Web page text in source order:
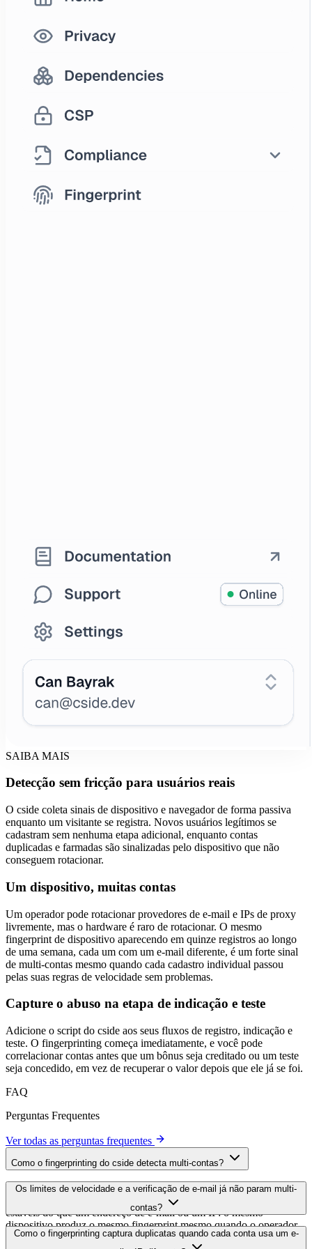
SAIBA MAIS
Detecção sem fricção para usuários reais
O cside coleta sinais de dispositivo e navegador de forma passiva
cadastram sem nenhuma etapa adicional, enquanto contas
duplicadas e farmadas são sinalizadas pelo dispositivo que não
conseguem rotacionar.
Um dispositivo, muitas contas
Um operador pode rotacionar provedores de e-mail e IPs de proxy
livremente, mas o hardware é raro de rotacionar. O mesmo
de uma semana, cada um com um e-mail diferente, é um forte sinal
de multi-contas mesmo quando cada cadastro individual passou
pelas suas regras de velocidade sem problemas.
Capture o abuso na etapa de indicação e teste
Adicione o script do cside aos seus fluxos de registro, indicação e
correlacionar contas antes que um bônus seja creditado ou um teste
seja concedido, em vez de recuperar o valor depois que ele já se foi.
Ver todas as perguntas frequentes
Como o fingerprinting do cside detecta multi-contas?